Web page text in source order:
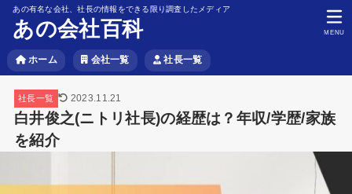
あの有名な会社、社長の情報をできる限り調査したメディア
あの会社百科
ホーム 会社一覧 社長一覧
MENU
社長一覧 2023.11.21
白井俊之(ニトリ社長)の経歴は？年収/学歴/家族
を紹介